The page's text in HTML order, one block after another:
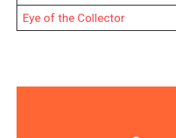
Eye of the Collector